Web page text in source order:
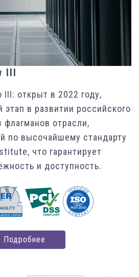
III
III: открыт в 2022 году,
в развитии российского
отрасли,
по высочайшему стандарту
что гарантирует
и доступность.
Подробнее